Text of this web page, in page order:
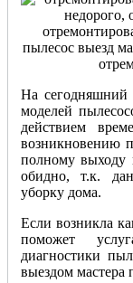
На сегодняшний
моделей
действием
возникновению
полному выходу
обидно, т.к.
уборку дома.
Если возникла
поможет
диагностики
выездом мастера